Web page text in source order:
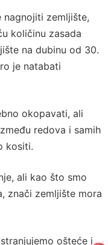
zemljište,
količinu zasada
na dubinu od 30.
je natabati
okopavati, ali
redova i samih
kositi.
ali kao što smo
znači zemljište mora
ošteće i